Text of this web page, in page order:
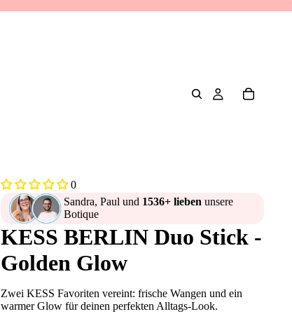
0
Sandra, Paul und 1536+ lieben unsere
Botique
KESS BERLIN Duo Stick -
Golden Glow
Zwei KESS Favoriten vereint: frische Wangen und ein
warmer Glow für deinen perfekten Alltags-Look.